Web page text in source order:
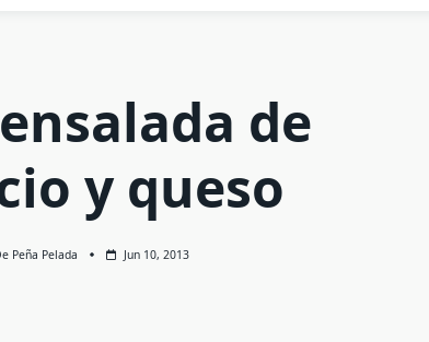
de
y queso
Peña Pelada Jun 10, 2013